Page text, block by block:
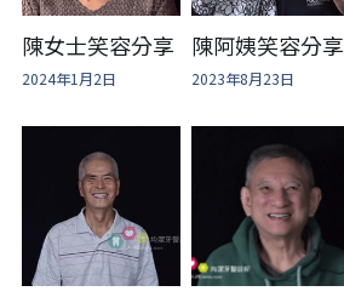
陳女士笑容分享
2024年1月2日
陳阿姨笑容分享
2023年8月23日